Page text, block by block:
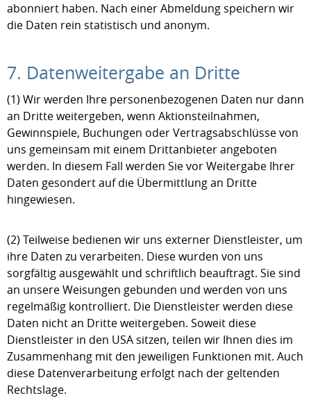
abonniert haben. Nach einer Abmeldung speichern wir
die Daten rein statistisch und anonym.
7. Datenweitergabe an Dritte
(1) Wir werden Ihre personenbezogenen Daten nur dann
an Dritte weitergeben, wenn Aktionsteilnahmen,
Gewinnspiele, Buchungen oder Vertragsabschlüsse von
uns gemeinsam mit einem Drittanbieter angeboten
werden. In diesem Fall werden Sie vor Weitergabe Ihrer
Daten gesondert auf die Übermittlung an Dritte
hingewiesen.
(2) Teilweise bedienen wir uns externer Dienstleister, um
ihre Daten zu verarbeiten. Diese wurden von uns
sorgfältig ausgewählt und schriftlich beauftragt. Sie sind
an unsere Weisungen gebunden und werden von uns
regelmäßig kontrolliert. Die Dienstleister werden diese
Daten nicht an Dritte weitergeben. Soweit diese
Dienstleister in den USA sitzen, teilen wir Ihnen dies im
Zusammenhang mit den jeweiligen Funktionen mit. Auch
diese Datenverarbeitung erfolgt nach der geltenden
Rechtslage.